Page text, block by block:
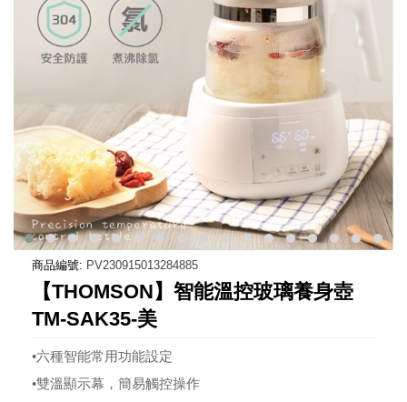
商品編號: PV230915013284885
【THOMSON】智能溫控玻璃養身壺
TM-SAK35-美
•六種智能常用功能設定
•雙溫顯示幕，簡易觸控操作